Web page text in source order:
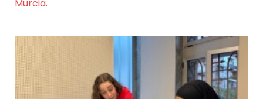
Murcia.